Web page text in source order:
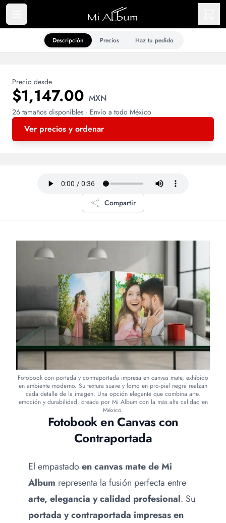
Descripción Precios Haz tu pedido
Precio desde
$1,147.00 MXN
26 tamaños disponibles · Envío a todo México
Ver precios y ordenar
Compartir
Fotobook en Canvas con
Contraportada
El empastadoen canvas mate de Mi
Album representa la fusión perfecta entre
arte, elegancia y calidad profesional. Su
portada y contraportada impresas en
Fotobook con portada y contraportada impresa en canvas mate, exhibido
en ambiente moderno. Su textura suave y lomo en pro-piel negra realzan
cada detalle de la imagen. Una opción elegante que combina arte,
emoción y durabilidad, creada por Mi Album con la más alta calidad en
México.